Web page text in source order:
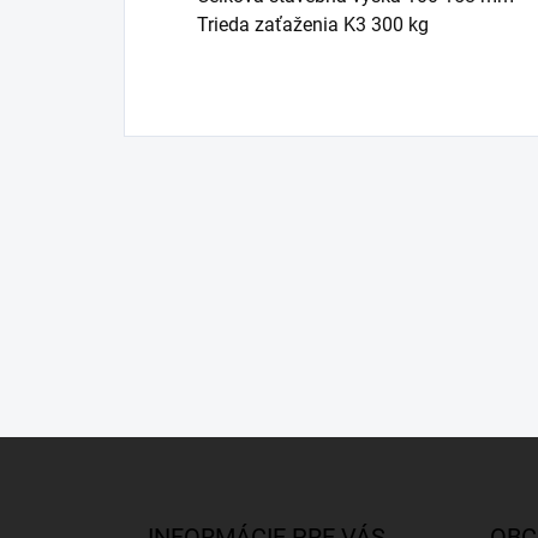
Trieda zaťaženia K3 300 kg